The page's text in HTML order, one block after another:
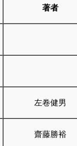
著者
左卷健男
齋藤勝裕